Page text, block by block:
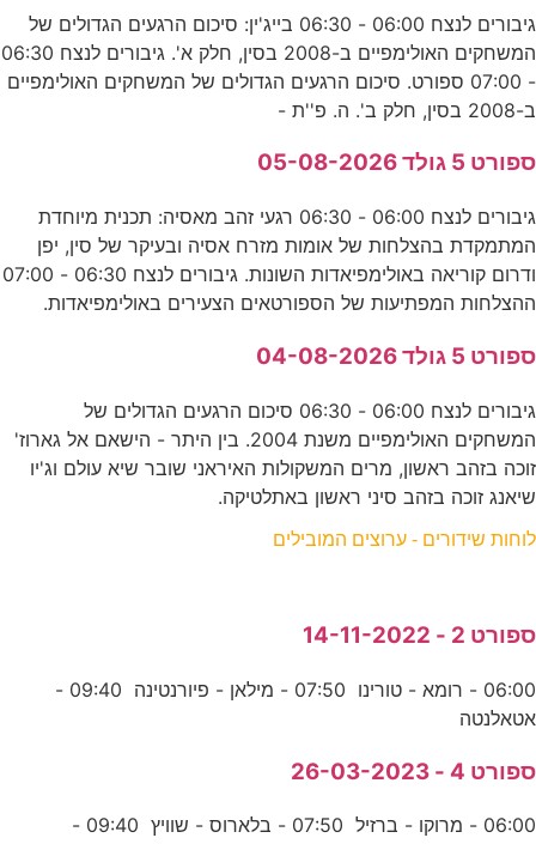
גיבורים לנצח 06:00 - 06:30 בייג'ין: סיכום הרגעים הגדולים של
המשחקים האולימפיים ב-2008 בסין, חלק א'. גיבורים לנצח 06:30
- 07:00 ספורט. סיכום הרגעים הגדולים של המשחקים האולימפיים
ב-2008 בסין, חלק ב'. ה. פ''ת -
ספורט 5 גולד 05-08-2026
גיבורים לנצח 06:00 - 06:30 רגעי זהב מאסיה: תכנית מיוחדת
המתמקדת בהצלחות של אומות מזרח אסיה ובעיקר של סין, יפן
ודרום קוריאה באולימפיאדות השונות. גיבורים לנצח 06:30 - 07:00
ההצלחות המפתיעות של הספורטאים הצעירים באולימפיאדות.
ספורט 5 גולד 04-08-2026
גיבורים לנצח 06:00 - 06:30 סיכום הרגעים הגדולים של
המשחקים האולימפיים משנת 2004. בין היתר - הישאם אל גארוז'
זוכה בזהב ראשון, מרים המשקולות האיראני שובר שיא עולם וג'יו
שיאנג זוכה בזהב סיני ראשון באתלטיקה.
לוחות שידורים - ערוצים המובילים
ספורט 2 - 14-11-2022
06:00 - רומא - טורינו 07:50 - מילאן - פיורנטינה 09:40 -
אטאלנטה
ספורט 4 - 26-03-2023
06:00 - מרוקו - ברזיל 07:50 - בלארוס - שוויץ 09:40 -